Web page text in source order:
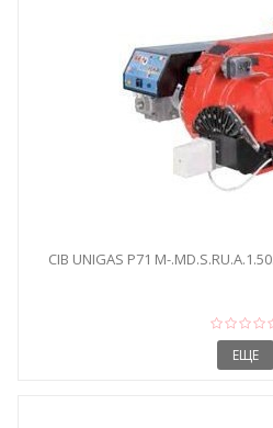
CIB UNIGAS P71 M-
ЕЩЕ